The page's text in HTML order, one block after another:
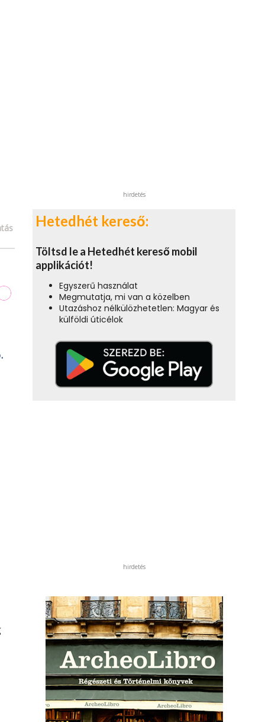
hirdetés
Hetedhét kereső:
Töltsd le a Hetedhét kereső mobil
applikációt!
Egyszerű használat
Megmutatja, mi van a közelben
Utazáshoz nélkülözhetetlen: Magyar és
külföldi úticélok
hirdetés